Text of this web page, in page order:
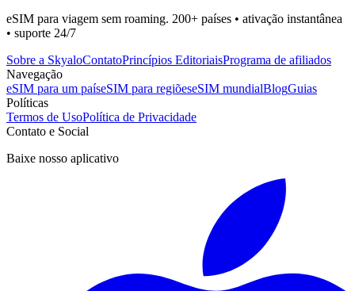
eSIM para viagem sem roaming. 200+ países • ativação instantânea
• suporte 24/7
Sobre a SkyaloContatoPrincípios EditoriaisPrograma de afiliados
Navegação
eSIM para um paíseSIM para regiõeseSIM mundialBlogGuias
Políticas
Termos de UsoPolítica de Privacidade
Contato e Social
Baixe nosso aplicativo